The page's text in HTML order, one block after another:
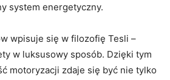
system energetyczny.
wpisuje się w filozofię Tesli –
w luksusowy sposób. Dzięki tym
motoryzacji zdaje się być nie tylko